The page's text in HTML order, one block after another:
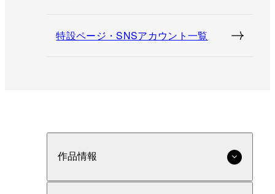
特設ページ・SNSアカウント一覧
作品情報